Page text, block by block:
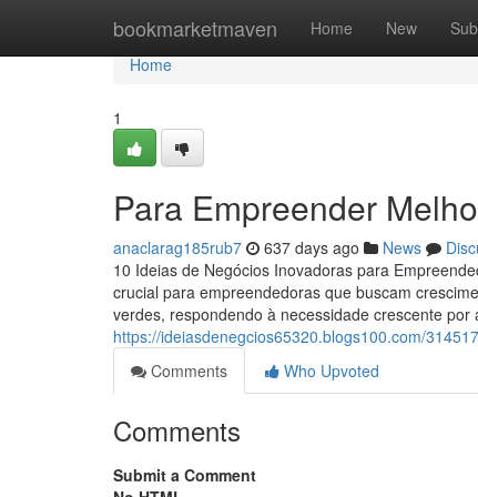
bookmarketmaven Home New
Home
Home
1
Para Empreender
anaclarag185rub7 637 days ago News
10 Ideias de Negócios Inovadoras para
crucial para empreendedoras que buscam
verdes, respondendo à necessidade crescente
https://ideiasdenegcios65320.blogs100.com/
Comments
Who Upvoted
Comments
Submit a Comment